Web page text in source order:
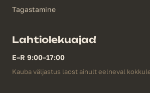
Tagastamine
Lahtiolekuajad
E–R 9:00–17:00
Kauba väljastus laost ainult eelneval